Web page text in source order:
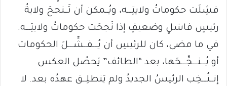
فشِلَت حكوماتُ ولايتِـــه، ويُــمكن أن تَــنجحَ ولايةُ
رئيسٍ فاشلٍ وضعيفٍ إذا نَجحَت حكوماتُ ولايتِـــه.
في ما مضى، كان للرئيسِ أن يُـــفــشِّـــلَ الحكومات
أو يُـــنـــجِّـــحَها، بعد “الطائف” يَحصُل العكس.
إنــتُـــخِب الرئيسُ الجديدُ ولم يَنطلِــق عهدُه بعد. لا